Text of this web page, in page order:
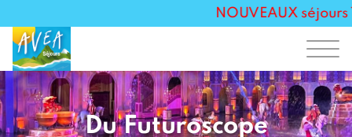
NOUVEAUX séjours
Du Futuroscope